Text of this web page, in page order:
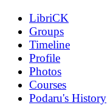
LibriCK
Groups
Timeline
Profile
Photos
Courses
Podaru's History